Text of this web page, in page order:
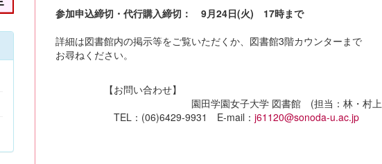
参加申込締切・代行購入締切： 9月24日(火) 17時まで
詳細は図書館内の掲示等をご覧いただくか、図書館3階カウンターまで
お尋ねください。
【お問い合わせ】
園田学園女子大学 図書館 (担当：林・村上
TEL：(06)6429-9931 E-mail： j61120@sonoda-u.ac.jp